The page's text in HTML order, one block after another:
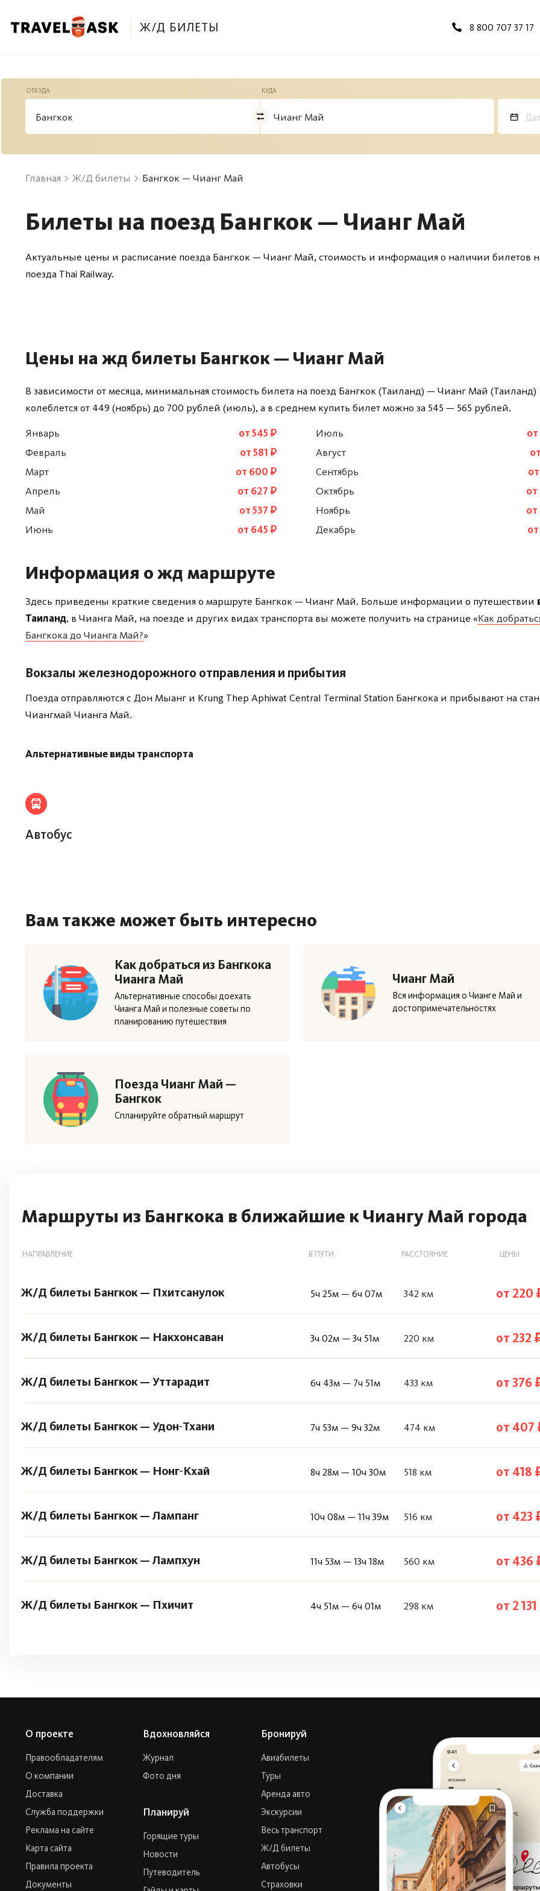
ОТКУДА КУДА
Главная Ж/Д билеты Бангкок — Чианг Май
Билеты на поезд Бангкок — Чианг Май
Актуальные цены и расписание поезда Бангкок — Чианг Май, стоимость и информация о наличии билетов
поезда Thai Railway.
Цены на жд билеты Бангкок — Чианг Май
В зависимости от месяца, минимальная стоимость билета на поезд Бангкок (Таиланд) — Чианг Май (Таиланд)
колеблется от 449 (ноябрь) до 700 рублей (июль), а в среднем купить билет можно за 545 — 565 рублей.
Январь
от 545 ₽
Февраль
от 581 ₽
Март
от 600 ₽
Апрель
от 627 ₽
Май
от 537 ₽
Июнь
от 645 ₽
Июль
Август
Сентябрь
Октябрь
Ноябрь
Декабрь
Информация о жд маршруте
Здесь приведены краткие сведения о маршруте Бангкок — Чианг Май. Больше информации о путешествии
Таиланд, в Чианга Май, на поезде и других видах транспорта вы можете получить на странице «Как
Бангкока до Чианга Май?»
Вокзалы железнодорожного отправления и прибытия
Поезда отправляются с Дон Мыанг и Krung Thep Aphiwat Central Terminal Station Бангкока и прибывают на
Чиангмай Чианга Май.
Альтернативные виды транспорта
Автобус
Вам также может быть интересно
Как добраться из Бангкока
Чианга Май
Альтернативные способы доехать
Чианга Май и полезные советы по
планированию путешествия
Чианг Май
Вся информация о Чианге Май и
достопримечательностях
Поезда Чианг Май —
Бангкок
Спланируйте обратный маршрут
Маршруты из Бангкока в ближайшие к Чиангу Май города
НАПРАВЛЕНИЕ В ПУТИ РАССТОЯНИЕ ЦЕНЫ
Ж/Д билеты Бангкок — Пхитсанулок 342 км
5ч 25м — 6ч 07м от 220
Ж/Д билеты Бангкок — Накхонсаван 220 км
3ч 02м — 3ч 51м от 232
Ж/Д билеты Бангкок — Уттарадит 433 км
6ч 43м — 7ч 51м от 376
Ж/Д билеты Бангкок — Удон‑Тхани 474 км
7ч 53м — 9ч 32м от 407
Ж/Д билеты Бангкок — Нонг‑Кхай 518 км
8ч 28м — 10ч 30м от 418
Ж/Д билеты Бангкок — Лампанг 516 км
10ч 08м — 11ч 39м от 423
Ж/Д билеты Бангкок — Лампхун 560 км
11ч 53м — 13ч 18м от 436
Ж/Д билеты Бангкок — Пхичит 298 км
4ч 51м — 6ч 01м от 2
О проекте
Правообладателям
О компании
Доставка
Служба поддержки
Реклама на сайте
Карта сайта
Правила проекта
Документы
Вдохновляйся
Журнал
Фото дня
Планируй
Горящие туры
Новости
Путеводитель
Бронируй
Авиабилеты
Туры
Аренда авто
Экскурсии
Весь транспорт
Ж/Д билеты
Автобусы
Страховки
Ж/Д БИЛЕТЫ 8 800 707 37 17